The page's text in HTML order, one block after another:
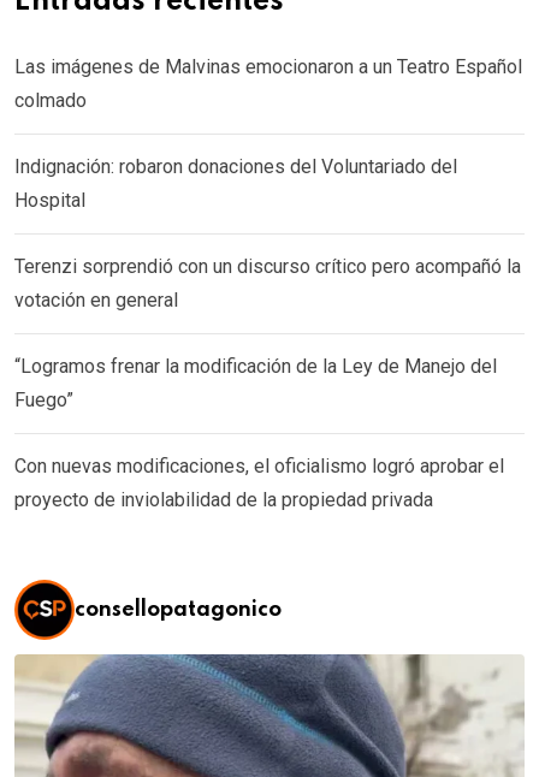
Las imágenes de Malvinas emocionaron a un Teatro Español
colmado
Indignación: robaron donaciones del Voluntariado del
Hospital
Terenzi sorprendió con un discurso crítico pero acompañó la
votación en general
“Logramos frenar la modificación de la Ley de Manejo del
Fuego”
Con nuevas modificaciones, el oficialismo logró aprobar el
proyecto de inviolabilidad de la propiedad privada
consellopatagonico